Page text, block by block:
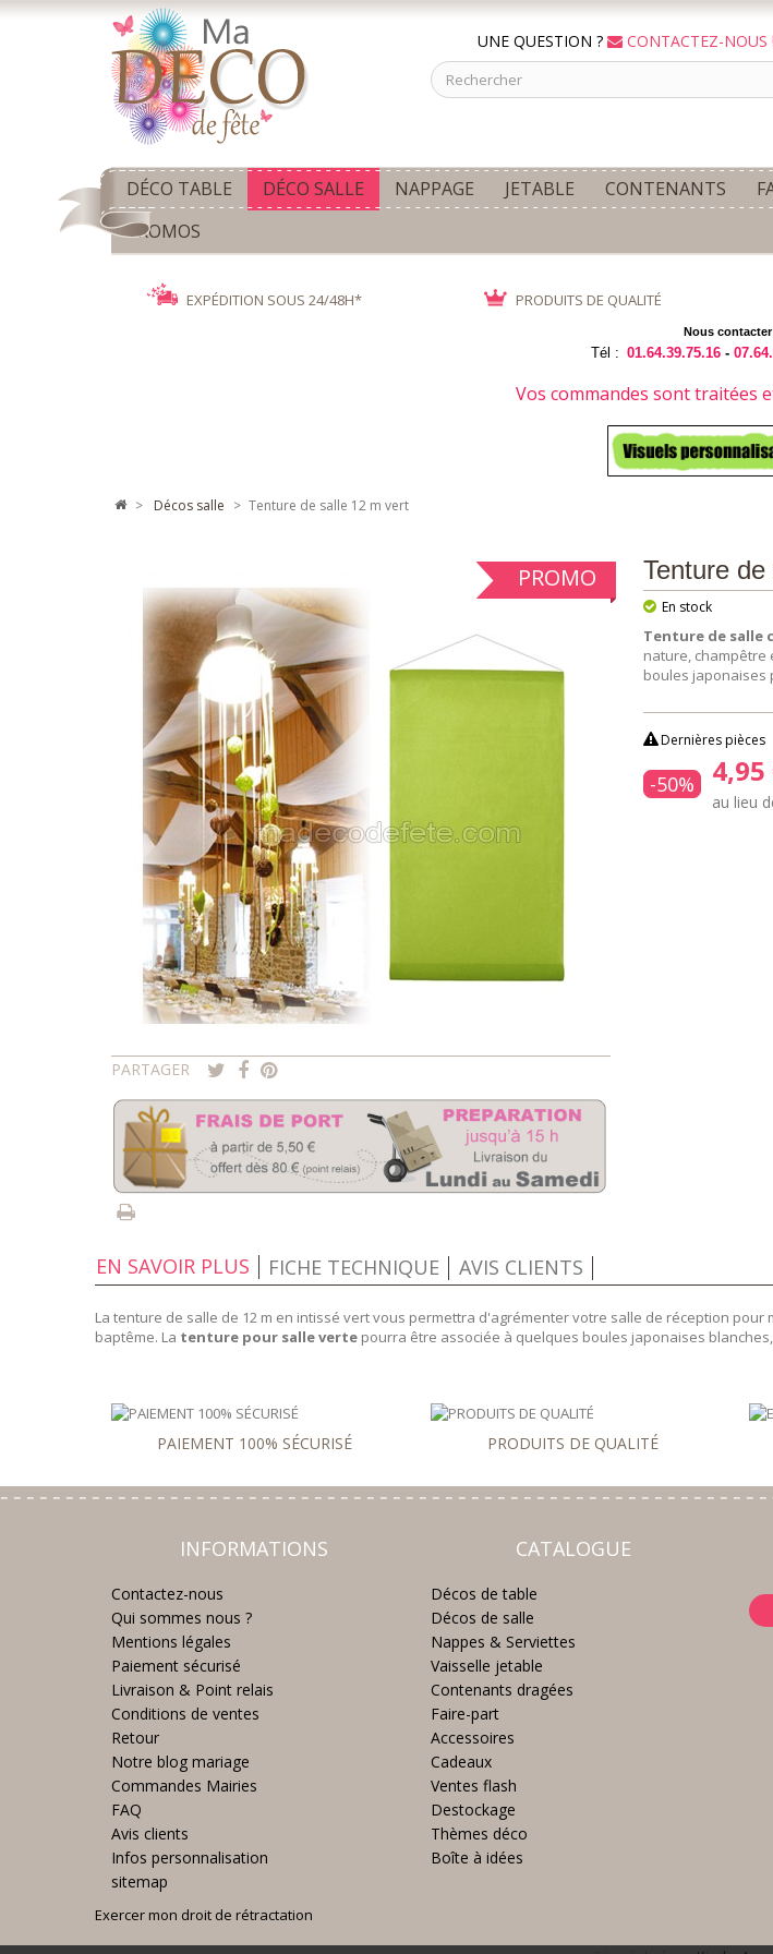
UNE QUESTION ?
CONTACTEZ-NOUS !
DÉCO TABLE DÉCO SALLE NAPPAGE JETABLE CONTENANTS
PROMOS
EXPÉDITION SOUS 24/48H* PRODUITS DE QUALITÉ
Nous contacter
Tél : 01.64.39.75.16 -
Vos commandes sont traitées
> décos salle > Tenture de salle 12 m vert
PROMO
PARTAGER
Tenture
En stock
Tenture de salle
nature, champêtre
boules japonaises
Dernières pièces
-50% 4,95
au lieu
EN SAVOIR PLUS FICHE TECHNIQUE AVIS CLIENTS
La tenture de salle de 12 m en intissé vert vous permettra d'agrémenter votre salle de réception
baptême. La tenture pour salle verte pourra être associée à quelques boules japonaises
PAIEMENT 100% SÉCURISÉ PRODUITS DE QUALITÉ
INFORMATIONS
Contactez-nous
Qui sommes nous ?
Mentions légales
Paiement sécurisé
Livraison & Point relais
Conditions de ventes
Retour
Notre blog mariage
Commandes Mairies
FAQ
Avis clients
Infos personnalisation
sitemap
CATALOGUE
Décos de table
Décos de salle
Nappes & Serviettes
Vaisselle jetable
Contenants dragées
Faire-part
Accessoires
Cadeaux
Ventes flash
Destockage
Thèmes déco
Boîte à idées
Exercer mon droit de rétractation